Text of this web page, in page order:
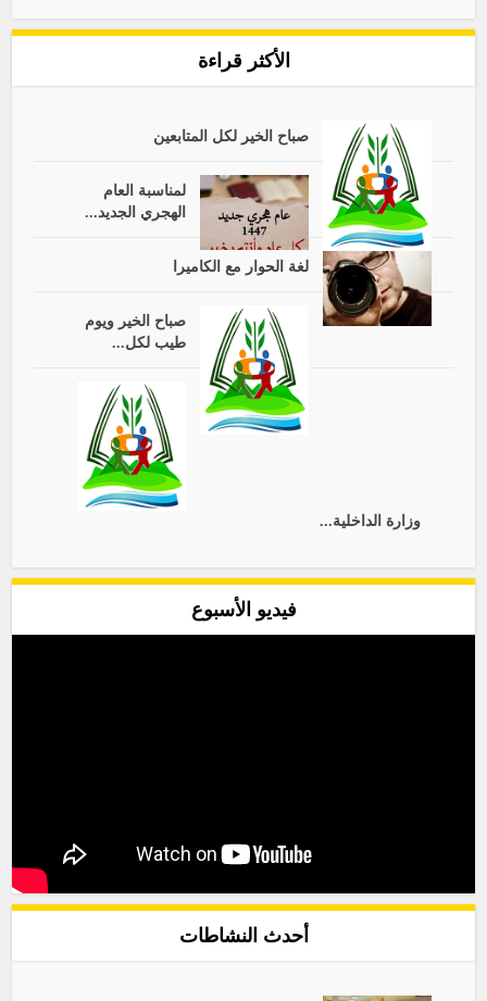
الأكثر قراءة
صباح الخير لكل المتابعين
لمناسبة العام
الهجري الجديد...
لغة الحوار مع الكاميرا
صباح الخير ويوم
طيب لكل...
وزارة الداخلية...
فيديو الأسبوع
أحدث النشاطات